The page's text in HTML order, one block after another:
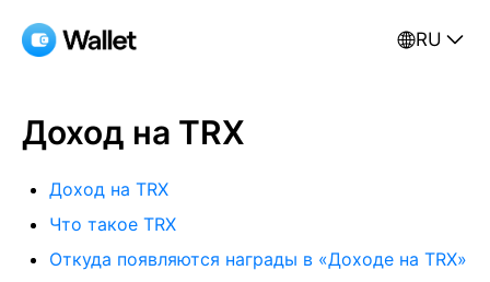
RU
Доход на TRX
Доход на TRX
Что такое TRX
Откуда появляются награды в «Доходе на TRX»